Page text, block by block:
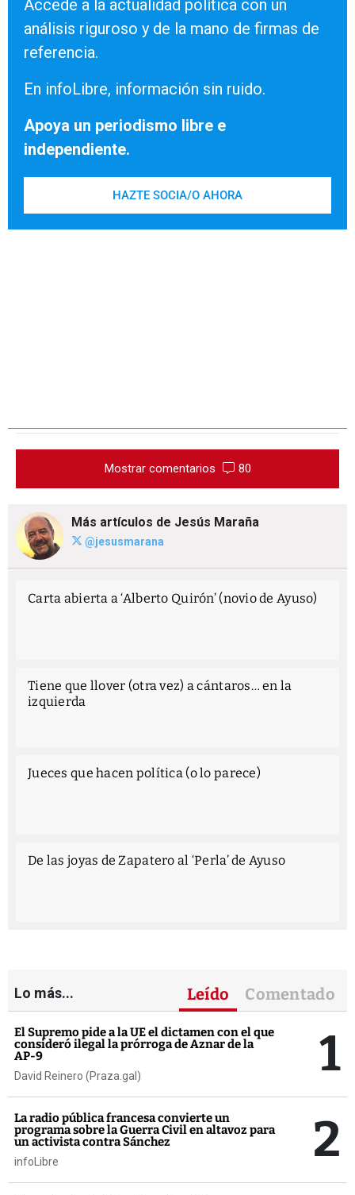
Accede a la actualidad política con un
análisis riguroso y de la mano de firmas de
referencia.
En infoLibre, información sin ruido.
Apoya un periodismo libre e
independiente.
HAZTE SOCIA/O AHORA
Mostrar comentarios 80
Más artículos de Jesús Maraña
@jesusmarana
Carta abierta a ‘Alberto Quirón’ (novio de Ayuso)
Tiene que llover (otra vez) a cántaros… en la
izquierda
Jueces que hacen política (o lo parece)
De las joyas de Zapatero al ‘Perla’ de Ayuso
Lo más... Leído Comentado
El Supremo pide a la UE el dictamen con el que
consideró ilegal la prórroga de Aznar de la
AP-9
David Reinero (Praza.gal) 1
La radio pública francesa convierte un
programa sobre la Guerra Civil en altavoz para
un activista contra Sánchez
infoLibre 2